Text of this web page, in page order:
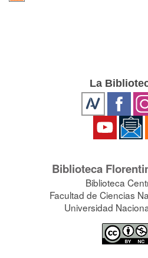
La
Biblioteca
Biblioteca
Facultad de Ciencias
Universidad